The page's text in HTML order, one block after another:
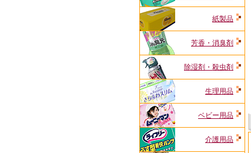
紙製品
芳香・消臭剤
除湿剤・殺虫剤
生理用品
ベビー用品
介護用品